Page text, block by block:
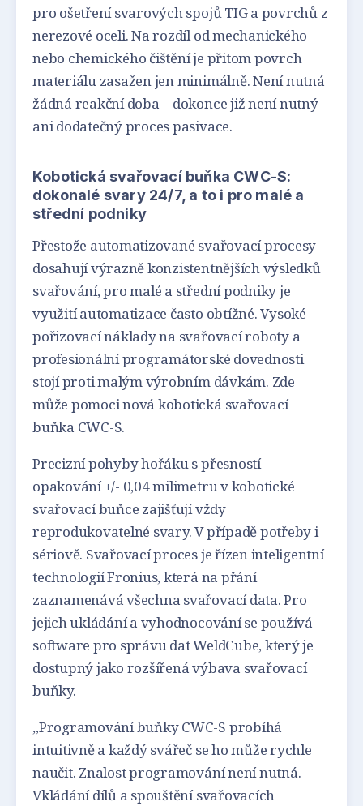
pro ošetření svarových spojů TIG a povrchů z
nerezové oceli. Na rozdíl od mechanického
nebo chemického čištění je přitom povrch
materiálu zasažen jen minimálně. Není nutná
žádná reakční doba – dokonce již není nutný
ani dodatečný proces pasivace.
Kobotická svařovací buňka CWC-S:
dokonalé svary 24/7, a to i pro malé a
střední podniky
Přestože automatizované svařovací procesy
dosahují výrazně konzistentnějších výsledků
svařování, pro malé a střední podniky je
využití automatizace často obtížné. Vysoké
pořizovací náklady na svařovací roboty a
profesionální programátorské dovednosti
stojí proti malým výrobním dávkám. Zde
může pomoci nová kobotická svařovací
buňka CWC-S.
Precizní pohyby hořáku s přesností
opakování +/- 0,04 milimetru v kobotické
svařovací buňce zajišťují vždy
reprodukovatelné svary. V případě potřeby i
sériově. Svařovací proces je řízen inteligentní
technologií Fronius, která na přání
zaznamenává všechna svařovací data. Pro
jejich ukládání a vyhodnocování se používá
software pro správu dat WeldCube, který je
dostupný jako rozšířená výbava svařovací
buňky.
„Programování buňky CWC-S probíhá
intuitivně a každý svářeč se ho může rychle
naučit. Znalost programování není nutná.
Vkládání dílů a spouštění svařovacích